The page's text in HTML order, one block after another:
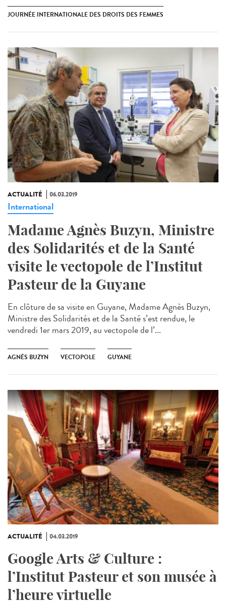
JOURNÉE INTERNATIONALE DES DROITS DES FEMMES
ACTUALITÉ 06.03.2019
International
Madame Agnès Buzyn, Ministre
des Solidarités et de la Santé
visite le vectopole de l’Institut
Pasteur de la Guyane
En clôture de sa visite en Guyane, Madame Agnès Buzyn,
Ministre des Solidarités et de la Santé s’est rendue, le
vendredi 1er mars 2019, au vectopole de l’...
AGNÈS BUZYN VECTOPOLE GUYANE
ACTUALITÉ 04.03.2019
Google Arts & Culture :
l’Institut Pasteur et son musée à
l’heure virtuelle